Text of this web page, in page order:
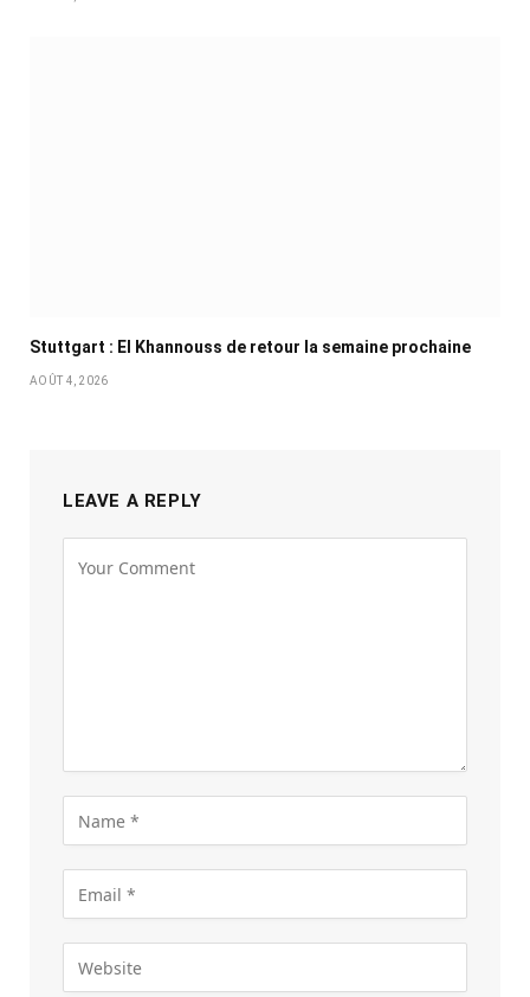
Stuttgart : El Khannouss de retour la semaine prochaine
AOÛT 4, 2026
LEAVE A REPLY